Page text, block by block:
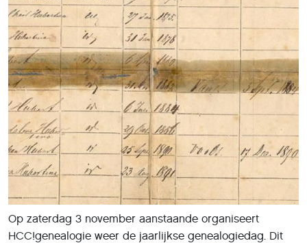
Op zaterdag 3 november aanstaande organiseert
HCC!genealogie weer de jaarlijkse genealogiedag. Dit